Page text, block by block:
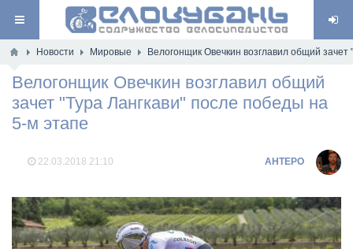
Новости Мировые Велогонщик Овечкин возглавил общий
Велогонщик Овечкин возглавил общий
зачет "Тура Лангкави" после победы на
5-м этапе
22.03.2018 21:10 AHTEPO